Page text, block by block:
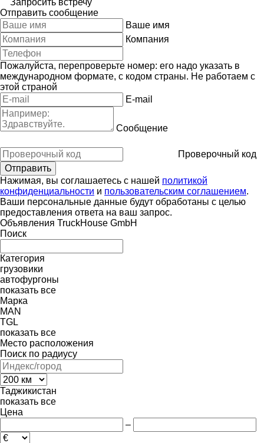
Отправить сообщение
Ваше имя
Компания
Пожалуйста, перепроверьте номер: его надо указать в
международном формате, с кодом страны. Не работаем с
этой страной
E-mail
Сообщение
Проверочный код
Нажимая, вы соглашаетесь с нашей политикой
конфиденциальности и пользовательским соглашением.
Ваши персональные данные будут обработаны с целью
предоставления ответа на ваш запрос.
Объявления TruckHouse GmbH
Поиск
Категория
грузовики
автофургоны
показать все
Марка
MAN
TGL
показать все
Место расположения
Поиск по радиусу
Таджикистан
показать все
Цена
–